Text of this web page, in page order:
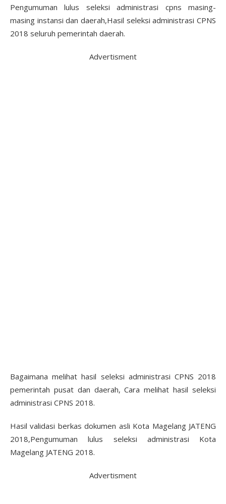
Pengumuman lulus seleksi administrasi cpns masing-
masing instansi dan daerah,Hasil seleksi administrasi CPNS
2018 seluruh pemerintah daerah.
Advertisment
Bagaimana melihat hasil seleksi administrasi CPNS 2018
pemerintah pusat dan daerah, Cara melihat hasil seleksi
administrasi CPNS 2018.
Hasil validasi berkas dokumen asli Kota Magelang JATENG
2018,Pengumuman lulus seleksi administrasi Kota
Magelang JATENG 2018.
Advertisment